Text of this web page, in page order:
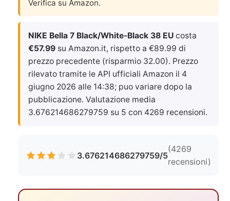
Verifica su Amazon.
NIKE Bella 7 Black/White-Black 38 EU costa
€57.99 su Amazon.it, rispetto a €89.99 di
prezzo precedente (risparmio 32.00). Prezzo
rilevato tramite le API ufficiali Amazon il 4
giugno 2026 alle 14:38; puo variare dopo la
pubblicazione. Valutazione media
3.676214686279759 su 5 con 4269 recensioni.
3.676214686279759/5
(4269
recensioni)